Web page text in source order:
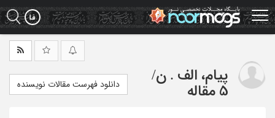
Skip
to
main
پیام، الف . ن/
5 مقاله
دانلود فهرست مقالات نویسنده